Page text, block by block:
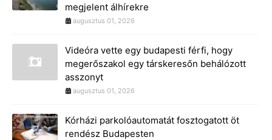
megjelent álhírekre
augusztus 01, 2026
Videóra vette egy budapesti férfi, hogy
megerőszakol egy társkeresőn behálózott
asszonyt
augusztus 01, 2026
Kórházi parkolóautomatát fosztogatott öt
rendész Budapesten